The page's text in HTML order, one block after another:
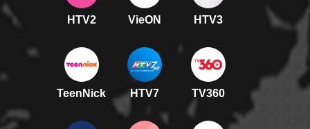
HTV2 VieON HTV3
TeenNick HTV7 TV360